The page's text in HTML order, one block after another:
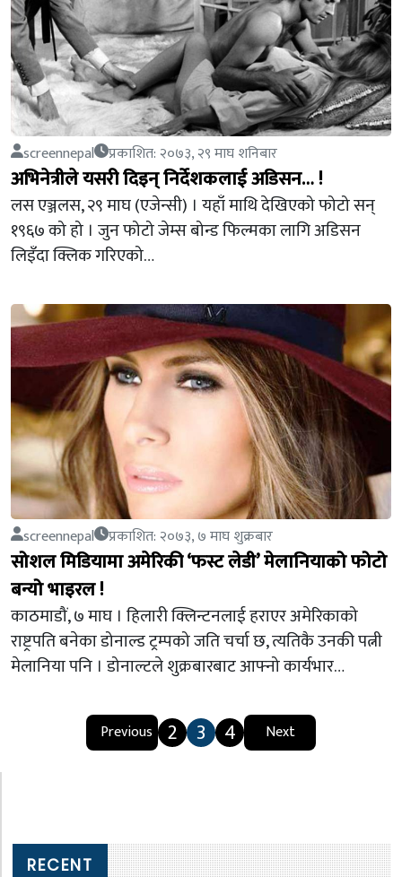
screennepal प्रकाशित: २०७३, २९ माघ शनिबार
अभिनेत्रीले यसरी दिइन् निर्देशकलाई अडिसन… !
लस एञ्जलस, २९ माघ (एजेन्सी) । यहाँ माथि देखिएको फोटो सन्
१९६७ को हो । जुन फोटो जेम्स बोन्ड फिल्मका लागि अडिसन
लिइँदा क्लिक गरिएको…
screennepal प्रकाशित: २०७३, ७ माघ शुक्रबार
सोशल मिडियामा अमेरिकी ‘फस्ट लेडी’ मेलानियाको फोटो
बन्यो भाइरल !
काठमाडौं, ७ माघ । हिलारी क्लिन्टनलाई हराएर अमेरिकाको
राष्ट्रपति बनेका डोनाल्ड ट्रम्पको जति चर्चा छ, त्यतिकै उनकी पत्नी
मेलानिया पनि । डोनाल्टले शुक्रबारबाट आफ्नो कार्यभार…
Previous 2 3 4 Next
RECENT